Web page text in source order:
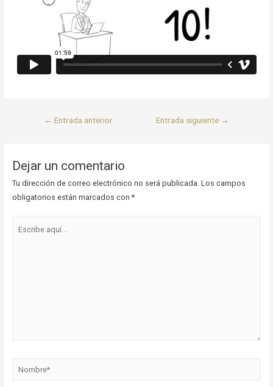
← Entrada anterior Entrada siguiente →
Dejar un comentario
Tu dirección de correo electrónico no será publicada. Los campos
obligatorios están marcados con *